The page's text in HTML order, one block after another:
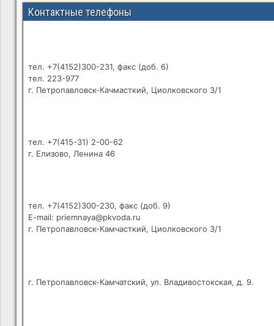
Контактные телефоны
тел. +7(4152)300-231, факс (доб. 6)
тел. 223-977
г. Петропавловск-Качмасткий, Циолковского 3/1
тел. +7(415-31) 2-00-62
г. Елизово, Ленина 46
тел. +7(4152)300-230, факс (доб. 9)
E-mail: priemnaya@pkvoda.ru
г. Петропавловск-Камчасткий, Циолковского 3/1
г. Петропавловск-Камчатский, ул. Владивостокская, д. 9.